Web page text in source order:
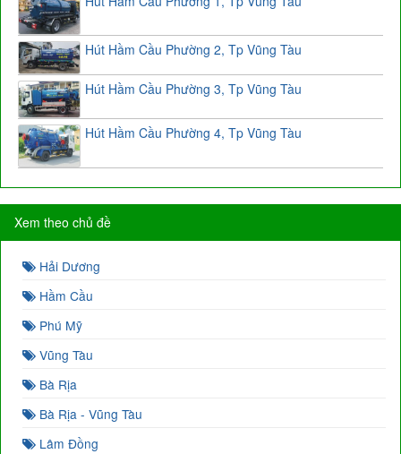
Hút Hầm Cầu Phường 2, Tp Vũng Tàu
Hút Hầm Cầu Phường 3, Tp Vũng Tàu
Hút Hầm Cầu Phường 4, Tp Vũng Tàu
Xem theo chủ đề
Hải Dương
Hầm Cầu
Phú Mỹ
Vũng Tàu
Bà Rịa
Bà Rịa - Vũng Tàu
Lâm Đồng